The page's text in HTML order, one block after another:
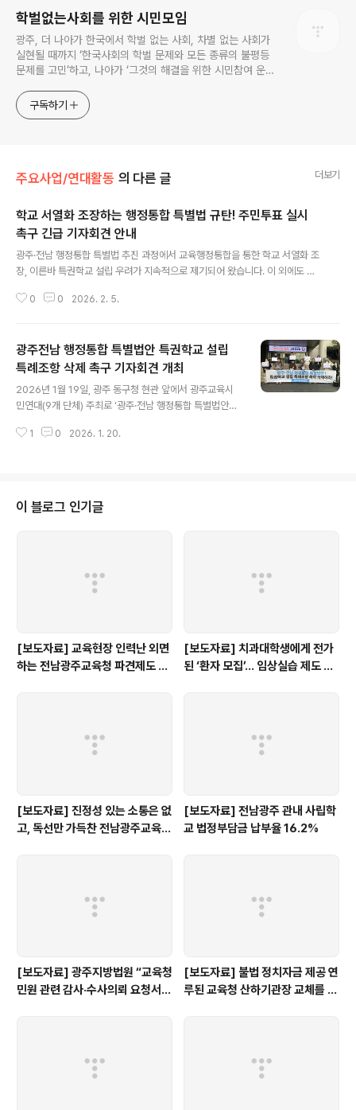
학벌없는사회를 위한 시민모임
광주, 더 나아가 한국에서 학벌 없는 사회, 차별 없는 사회가
실현될 때까지 ‘한국사회의 학벌 문제와 모든 종류의 불평등
문제를 고민’하고, 나아가 ‘그것의 해결을 위한 시민참여 운
구독하기
주요사업/연대활동 의 다른 글 더보기
학교 서열화 조장하는 행정통합 특별법 규탄! 주민투표 실시
촉구 긴급 기자회견 안내
광주·전남 행정통합 특별법 추진 과정에서 교육행정통합을 통한 학교 서열화 조
장, 이른바 특권학교 설립 우려가 지속적으로 제기되어 왔습니다. 이 외에도 다
개되지 않은 채, 의회 의사일정을 무리하게 변경하며 졸속으로 입법이 추진되고
특별법 규탄! 주민투표 실시 촉구 긴급 기자회견· 일시: 2026년 2월 3일(화) 1
3시 30분· 장소: 광주광역시의회 앞· 주최: 광주교육시민연대 (광주YMCA, 광
주YWCA, 광주교육연구소, 광주대안교육협의회, 광주청소년노동인권네트워
크, 광주청소년정책..
0 0 2026. 2. 5.
광주전남 행정통합 특별법안 특권학교 설립
특례조항 삭제 촉구 기자회견 개최
2026년 1월 19일, 광주 동구청 현관 앞에서 광주교육시
민연대(9개 단체) 주최로 ‘광주·전남 행정통합 특별법안의
다. 기자회견의 자세한 내용은 아래 링크를 참고해 주시기
합하겠다는 ‘(가칭) 광주전남특별시 설치를 위한 특별법안
(이하, 특별법안)’이 우여곡절 끝에 2026. 1. 15. 공개되었
1 0 2026. 1. 20.
이 블로그 인기글
[보도자료] 교육현장 인력난 외면
하는 전남광주교육청 파견제도 재
[보도자료] 치과대학생에게 전가
된 ‘환자 모집’… 임상실습 제도 개
[보도자료] 진정성 있는 소통은 없
고, 독선만 가득찬 전남광주교육감
[보도자료] 전남광주 관내 사립학
교 법정부담금 납부율 16.2%
[보도자료] 광주지방법원 “교육청
민원 관련 감사·수사의뢰 요청서,
[보도자료] 불법 정치자금 제공 연
루된 교육청 산하기관장 교체를 촉